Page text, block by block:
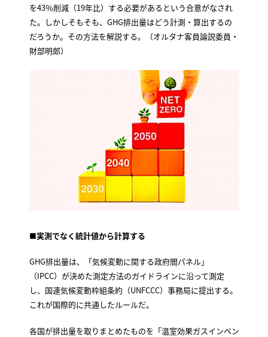
を43％削減（19年比）する必要があるという合意がなされ
た。しかしそもそも、GHG排出量はどう計測・算出するの
だろうか。その方法を解説する。（オルタナ客員論説委員・
財部明郎）
■実測でなく統計値から計算する
GHG排出量は、「気候変動に関する政府間パネル」
（IPCC）が決めた測定方法のガイドラインに沿って測定
し、国連気候変動枠組条約（UNFCCC）事務局に提出する。
これが国際的に共通したルールだ。
各国が排出量を取りまとめたものを「温室効果ガスインベン